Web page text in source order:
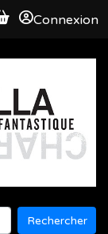
Connexion
Rechercher